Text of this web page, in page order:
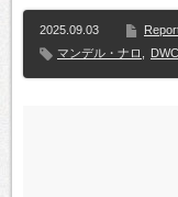
2025.09.03
マンデル・ナロ